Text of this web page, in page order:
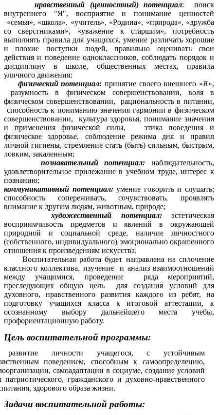
нравственный (ценностный) потенциал: поиск
внутреннего "Я", восприятие и понимание ценностей
«семья», «школа», «учитель», «Родина», «природа», «дружба
со сверстниками», «уважение к старшим», потребность
выполнять правила для учащихся, умение различать хорошие
и плохие поступки людей, правильно оценивать свои
действия и поведение одноклассников, соблюдать порядок и
дисциплину в школе, общественных местах, правила
уличного движения;
физический потенциал: принятие своего внешнего «Я»,
разумность в физическом совершенствовании, воля в
физическом совершенствовании, рациональность в питании,
способность к пониманию значения гармонии в физическом
совершенствовании, культура здоровья, понимание значения
и применения физической силы, этика поведения и
физическое здоровье, соблюдение режима дня и правил
личной гигиены, стремление стать (быть) сильным, быстрым,
ловким, закаленным;
познавательный потенциал: наблюдательность,
удовлетворительное прилежание в учебном труде, интерес к
познанию;
коммуникативный потенциал:умение говорить и слушать;
способность сопереживать, сочувствовать, проявлять
внимание к другим людям, животным, природе;
художественный потенциал:эстетическая
восприимчивость предметов и явлений в окружающей
природной и социальной среде, наличие личностного
(собственного, индивидуального) эмоционально окрашенного
отношения к произведениям искусства.
Воспитательная работа будет направлена на сплочение
классного коллектива, изучение и анализ взаимоотношений
между учащимися, проведение ряда мероприятий,
преследующих общую цель для создания условий для
духовного, нравственного развития каждого из ребят, на
подготовку учащихся класса к итоговой аттестации, к
осознанному выбору дальнейшего места учебы,
профориентационную работу.
Цель воспитательной программы:
развитие личности учащегося, с устойчивым
поведением, способным к самоопределению,
самоадаптации в социуме, создание условий
патриотического, гражданского и духовно-нравственного
здорового образа жизни.
Задачи воспитательной работы: